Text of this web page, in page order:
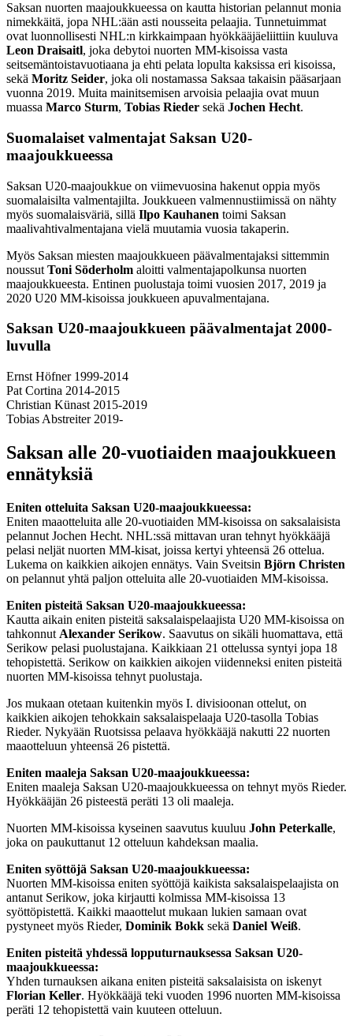
Saksan nuorten maajoukkueessa on kautta historian pelannut monia
nimekkäitä, jopa NHL:ään asti nousseita pelaajia. Tunnetuimmat
ovat luonnollisesti NHL:n kirkkaimpaan hyökkääjäeliittiin kuuluva
Leon Draisaitl, joka debytoi nuorten MM-kisoissa vasta
seitsemäntoistavuotiaana ja ehti pelata lopulta kaksissa eri kisoissa,
sekä Moritz Seider, joka oli nostamassa Saksaa takaisin pääsarjaan
vuonna 2019. Muita mainitsemisen arvoisia pelaajia ovat muun
muassa Marco Sturm, Tobias Rieder sekä Jochen Hecht.
Suomalaiset valmentajat Saksan U20-
maajoukkueessa
Saksan U20-maajoukkue on viimevuosina hakenut oppia myös
suomalaisilta valmentajilta. Joukkueen valmennustiimissä on nähty
myös suomalaisväriä, sillä Ilpo Kauhanen toimi Saksan
maalivahtivalmentajana vielä muutamia vuosia takaperin.
Myös Saksan miesten maajoukkueen päävalmentajaksi sittemmin
noussut Toni Söderholm aloitti valmentajapolkunsa nuorten
maajoukkueesta. Entinen puolustaja toimi vuosien 2017, 2019 ja
2020 U20 MM-kisoissa joukkueen apuvalmentajana.
Saksan U20-maajoukkueen päävalmentajat 2000-
luvulla
Ernst Höfner 1999-2014
Pat Cortina 2014-2015
Christian Künast 2015-2019
Tobias Abstreiter 2019-
Saksan alle 20-vuotiaiden maajoukkueen
ennätyksiä
Eniten otteluita Saksan U20-maajoukkueessa:
Eniten maaotteluita alle 20-vuotiaiden MM-kisoissa on saksalaisista
pelannut Jochen Hecht. NHL:ssä mittavan uran tehnyt hyökkääjä
pelasi neljät nuorten MM-kisat, joissa kertyi yhteensä 26 ottelua.
Lukema on kaikkien aikojen ennätys. Vain Sveitsin Björn Christen
on pelannut yhtä paljon otteluita alle 20-vuotiaiden MM-kisoissa.
Eniten pisteitä Saksan U20-maajoukkueessa:
Kautta aikain eniten pisteitä saksalaispelaajista U20 MM-kisoissa on
tahkonnut Alexander Serikow. Saavutus on sikäli huomattava, että
Serikow pelasi puolustajana. Kaikkiaan 21 ottelussa syntyi jopa 18
tehopistettä. Serikow on kaikkien aikojen viidenneksi eniten pisteitä
nuorten MM-kisoissa tehnyt puolustaja.
Jos mukaan otetaan kuitenkin myös I. divisioonan ottelut, on
kaikkien aikojen tehokkain saksalaispelaaja U20-tasolla Tobias
Rieder. Nykyään Ruotsissa pelaava hyökkääjä nakutti 22 nuorten
maaotteluun yhteensä 26 pistettä.
Eniten maaleja Saksan U20-maajoukkueessa:
Eniten maaleja Saksan U20-maajoukkueessa on tehnyt myös Rieder.
Hyökkääjän 26 pisteestä peräti 13 oli maaleja.
Nuorten MM-kisoissa kyseinen saavutus kuuluu John Peterkalle,
joka on paukuttanut 12 otteluun kahdeksan maalia.
Eniten syöttöjä Saksan U20-maajoukkueessa:
Nuorten MM-kisoissa eniten syöttöjä kaikista saksalaispelaajista on
antanut Serikow, joka kirjautti kolmissa MM-kisoissa 13
syöttöpistettä. Kaikki maaottelut mukaan lukien samaan ovat
pystyneet myös Rieder, Dominik Bokk sekä Daniel Weiß.
Eniten pisteitä yhdessä lopputurnauksessa Saksan U20-
maajoukkueessa:
Yhden turnauksen aikana eniten pisteitä saksalaisista on iskenyt
Florian Keller. Hyökkääjä teki vuoden 1996 nuorten MM-kisoissa
peräti 12 tehopistettä vain kuuteen otteluun.